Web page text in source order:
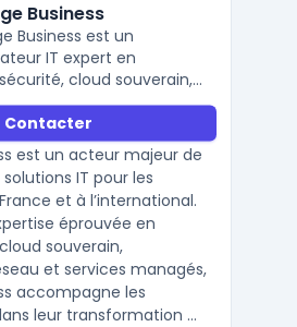
Business
Business est un
IT expert en
cloud souverain,
SD-WAN et services
au service des
françaises et
Contacter
est un acteur majeur de
IT pour les
et à l’international.
éprouvée en
souverain,
et services managés,
accompagne les
leur transformation ...